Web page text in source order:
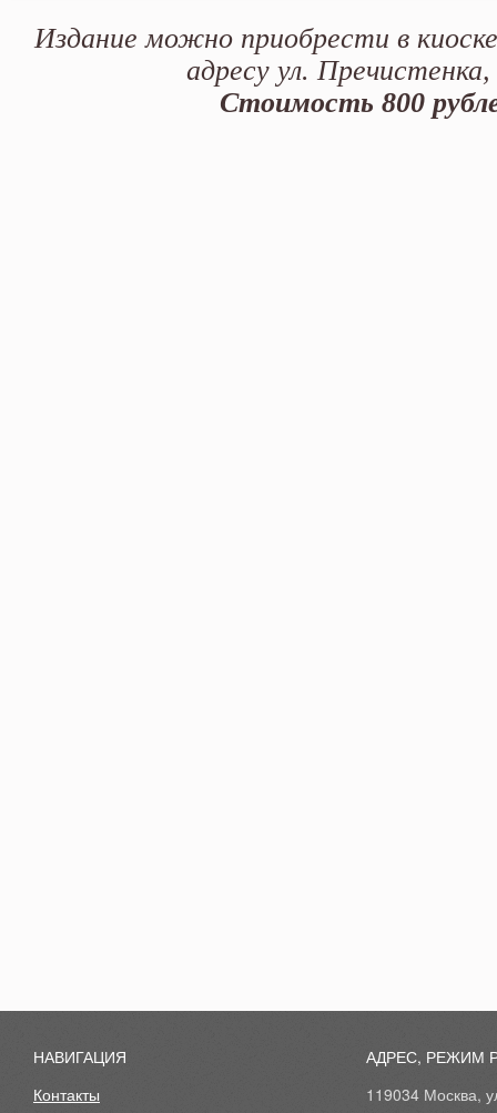
Издание можно приобрести в
адресу ул.
Стоимость 800
НАВИГАЦИЯ
Контакты
АДРЕС, РЕЖИМ
119034 Москва,